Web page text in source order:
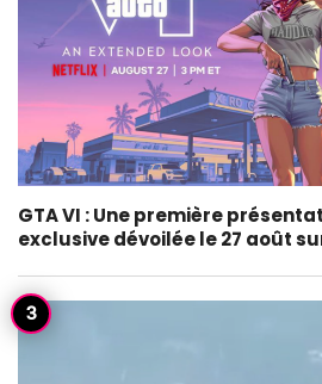
GTA VI : Une première
exclusive dévoilée le 27 août